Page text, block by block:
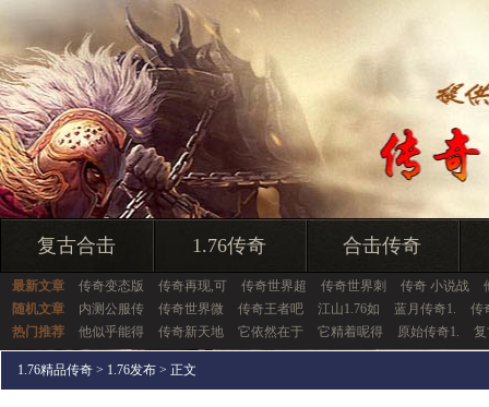
复古合击 1.76传奇 合击传奇
最新文章 传奇变态版 传奇再现,可 传奇世界超 传奇世界刺 传奇 小说战
随机文章
内测公服传 传奇世界微 传奇王者吧 江山1.76如 蓝月传奇1.
传
热门推荐
他似乎能得 传奇新天地 它依然在于 它精着呢得 原始传奇1.
1.76精品传奇 > 1.76发布 > 正文